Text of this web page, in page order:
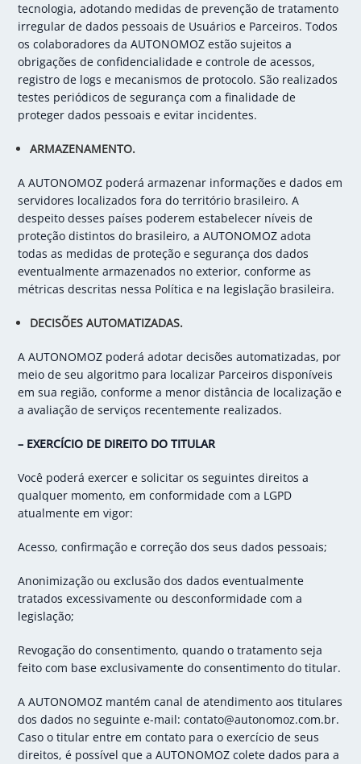
tecnologia, adotando medidas de prevenção de tratamento
irregular de dados pessoais de Usuários e Parceiros. Todos
os colaboradores da AUTONOMOZ estão sujeitos a
obrigações de confidencialidade e controle de acessos,
registro de logs e mecanismos de protocolo. São realizados
testes periódicos de segurança com a finalidade de
proteger dados pessoais e evitar incidentes.
ARMAZENAMENTO.
A AUTONOMOZ poderá armazenar informações e dados em
servidores localizados fora do território brasileiro. A
despeito desses países poderem estabelecer níveis de
proteção distintos do brasileiro, a AUTONOMOZ adota
todas as medidas de proteção e segurança dos dados
eventualmente armazenados no exterior, conforme as
métricas descritas nessa Política e na legislação brasileira.
DECISÕES AUTOMATIZADAS.
A AUTONOMOZ poderá adotar decisões automatizadas, por
meio de seu algoritmo para localizar Parceiros disponíveis
em sua região, conforme a menor distância de localização e
a avaliação de serviços recentemente realizados.
– EXERCÍCIO DE DIREITO DO TITULAR
Você poderá exercer e solicitar os seguintes direitos a
qualquer momento, em conformidade com a LGPD
atualmente em vigor:
Acesso, confirmação e correção dos seus dados pessoais;
Anonimização ou exclusão dos dados eventualmente
tratados excessivamente ou desconformidade com a
legislação;
Revogação do consentimento, quando o tratamento seja
feito com base exclusivamente do consentimento do titular.
A AUTONOMOZ mantém canal de atendimento aos titulares
dos dados no seguinte e-mail: contato@autonomoz.com.br.
Caso o titular entre em contato para o exercício de seus
direitos, é possível que a AUTONOMOZ colete dados para a